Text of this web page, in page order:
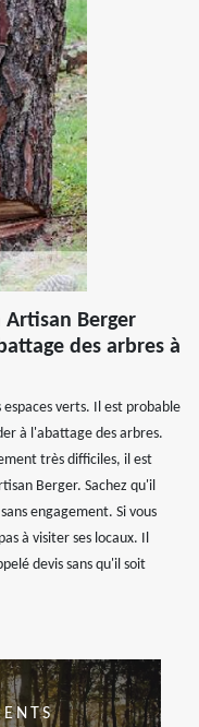
Artisan Berger
des arbres à
verts. Il est probable
à l'abattage des arbres.
très difficiles, il est
Berger. Sachez qu'il
engagement. Si vous
à visiter ses locaux. Il
devis sans qu'il soit